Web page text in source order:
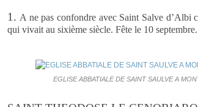
1. A ne pas confondre avec Saint Salve d’Albi
qui vivait au sixième siècle. Fête le 10 septembre.
EGLISE ABBATIALE DE SAINT SAULVE A